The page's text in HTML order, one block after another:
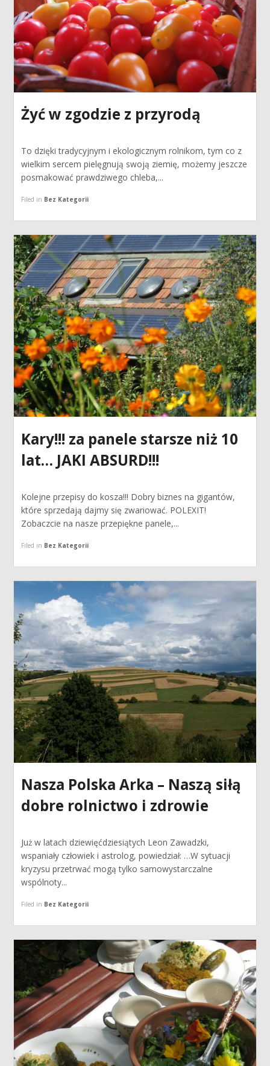
Żyć w zgodzie z przyrodą
To dzięki tradycyjnym i ekologicznym rolnikom, tym co z
wielkim sercem pielęgnują swoją ziemię, możemy jeszcze
posmakować prawdziwego chleba,...
Filed in Bez Kategorii
Kary!!! za panele starsze niż 10
lat… JAKI ABSURD!!!
Kolejne przepisy do kosza!!! Dobry biznes na gigantów,
które sprzedają dajmy się zwariować. POLEXIT!
Zobaczcie na nasze przepiękne panele,...
Filed in Bez Kategorii
Nasza Polska Arka – Naszą siłą
dobre rolnictwo i zdrowie
Już w latach dziewięćdziesiątych Leon Zawadzki,
wspaniały człowiek i astrolog, powiedział: …W sytuacji
kryzysu przetrwać mogą tylko samowystarczalne
wspólnoty...
Filed in Bez Kategorii